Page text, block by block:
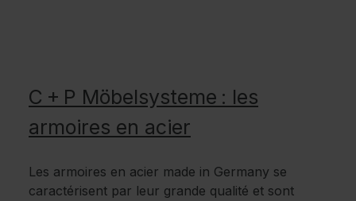
C + P Möbelsysteme : les
armoires en acier
Les armoires en acier made in Germany se
caractérisent par leur grande qualité et sont